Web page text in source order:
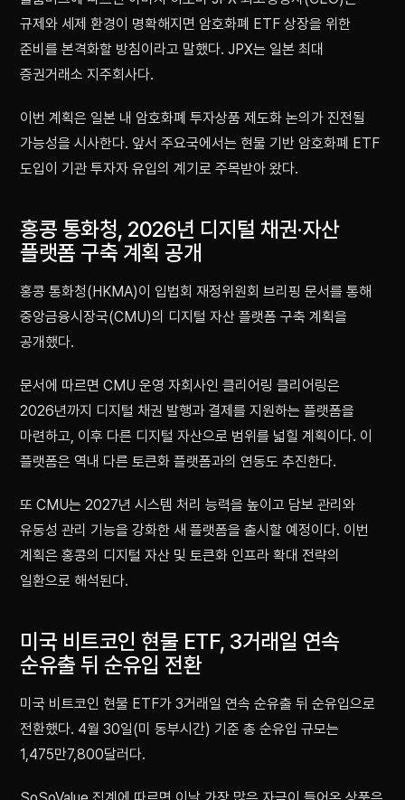
규제와 세제 환경이 명확해지면 암호화폐 ETF 상장을 위한
준비를 본격화할 방침이라고 말했다. JPX는 일본 최대
증권거래소 지주회사다.
이번 계획은 일본 내 암호화폐 투자상품 제도화 논의가 진전될
가능성을 시사한다. 앞서 주요국에서는 현물 기반 암호화폐 ETF
도입이 기관 투자자 유입의 계기로 주목받아 왔다.
홍콩 통화청, 2026년 디지털 채권·자산
플랫폼 구축 계획 공개
홍콩 통화청(HKMA)이 입법회 재정위원회 브리핑 문서를 통해
중앙금융시장국(CMU)의 디지털 자산 플랫폼 구축 계획을
공개했다.
문서에 따르면 CMU 운영 자회사인 클리어링 클리어링은
2026년까지 디지털 채권 발행과 결제를 지원하는 플랫폼을
마련하고, 이후 다른 디지털 자산으로 범위를 넓힐 계획이다. 이
플랫폼은 역내 다른 토큰화 플랫폼과의 연동도 추진한다.
또 CMU는 2027년 시스템 처리 능력을 높이고 담보 관리와
유동성 관리 기능을 강화한 새 플랫폼을 출시할 예정이다. 이번
계획은 홍콩의 디지털 자산 및 토큰화 인프라 확대 전략의
일환으로 해석된다.
미국 비트코인 현물 ETF, 3거래일 연속
순유출 뒤 순유입 전환
미국 비트코인 현물 ETF가 3거래일 연속 순유출 뒤 순유입으로
전환했다. 4월 30일(미 동부시간) 기준 총 순유입 규모는
1,475만7,800달러다.